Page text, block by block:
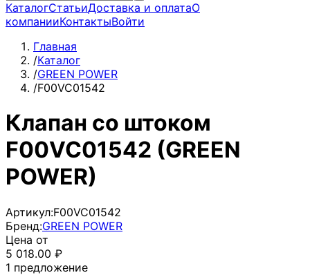
КаталогСтатьиДоставка и оплатаО
компанииКонтактыВойти
Главная
/Каталог
/GREEN POWER
/F00VC01542
Клапан со штоком
F00VC01542 (GREEN
POWER)
Артикул:F00VC01542
Бренд:GREEN POWER
Цена от
5 018.00 ₽
1 предложение